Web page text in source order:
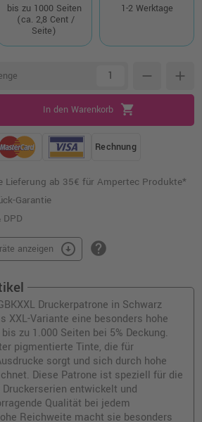
bis zu 1000 Seiten
(ca. 2,8 Cent /
Seite)
1-2 Werktage
remove add
In den Warenkorb shopping_cart
Rechnung
Lieferung ab 35€ für Ampertec Produkte*
Garantie
anzeigen arrow_circle_down help
Druckerpatrone in Schwarz
XXL-Variante eine besonders hohe
zu 1.000 Seiten bei 5% Deckung.
pigmentierte Tinte, die für
sorgt und sich durch hohe
Diese Patrone ist speziell für die
Druckerserien entwickelt und
Qualität bei jedem
Reichweite macht sie besonders